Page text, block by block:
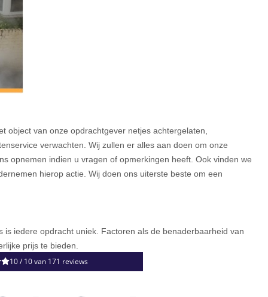
object van onze opdrachtgever netjes achtergelaten,
verwachten. Wij zullen er alles aan doen om onze
opnemen indien u vragen of opmerkingen heeft. Ook vinden we
hierop actie. Wij doen ons uiterste beste om een
iedere opdracht uniek. Factoren als de benaderbaarheid van
prijs te bieden.